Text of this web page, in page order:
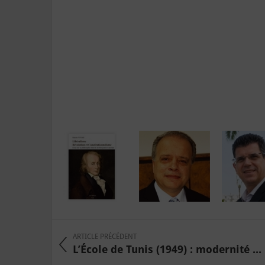
ARTICLE PRÉCÉDENT
L’École de Tunis (1949) : modernité ...